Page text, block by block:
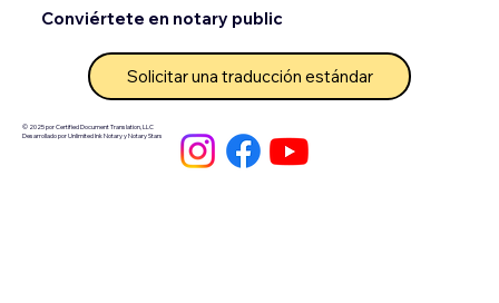
© 2025 por Certified Document Translation, LLC
Desarrollado por Unlimited Ink Notary y Notary Stars
Conviértete en notary public
Solicitar una traducción estándar